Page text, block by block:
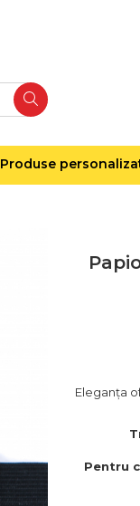
Produse
Eleganța
Pentru